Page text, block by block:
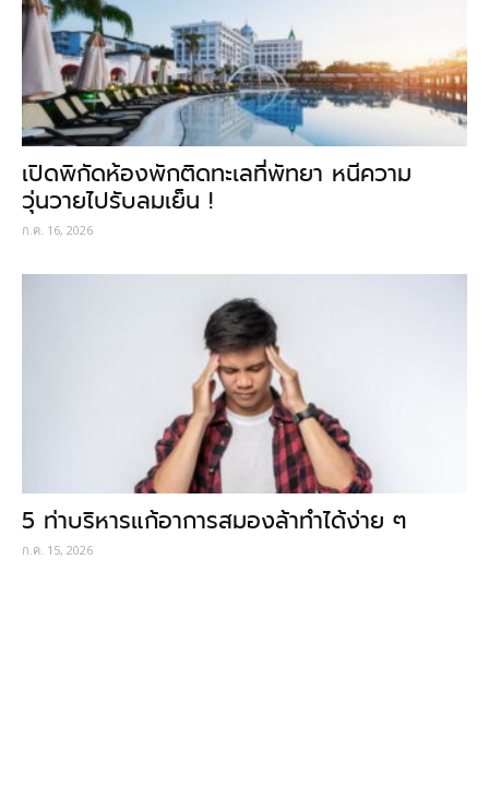
เปิดพิกัดห้องพักติดทะเลที่พัทยา หนีความ
วุ่นวายไปรับลมเย็น !
ก.ค. 16, 2026
5 ท่าบริหารแก้อาการสมองล้าทำได้ง่าย ๆ
ก.ค. 15, 2026